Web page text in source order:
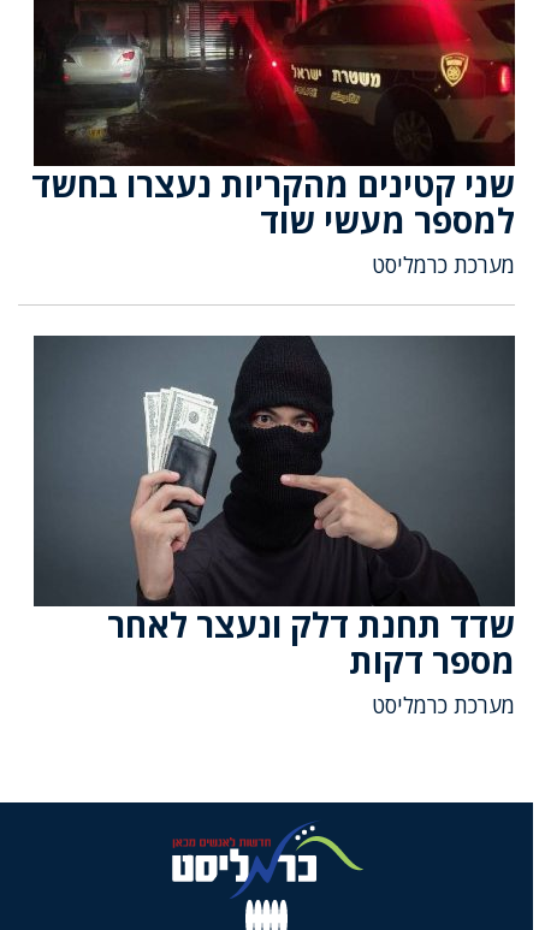
שני קטינים מהקריות נעצרו בחשד
למספר מעשי שוד
מערכת כרמליסט
שדד תחנת דלק ונעצר לאחר
מספר דקות
מערכת כרמליסט